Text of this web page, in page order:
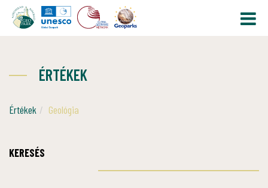
ÉRTÉKEK
Értékek Geológia
KERESÉS